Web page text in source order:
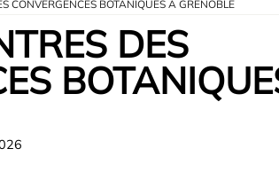
CONVERGENCES BOTANIQUES À GRENOBLE
DES